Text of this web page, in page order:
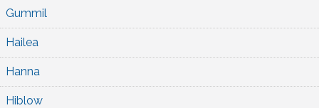
Gummil
Hailea
Hanna
Hiblow